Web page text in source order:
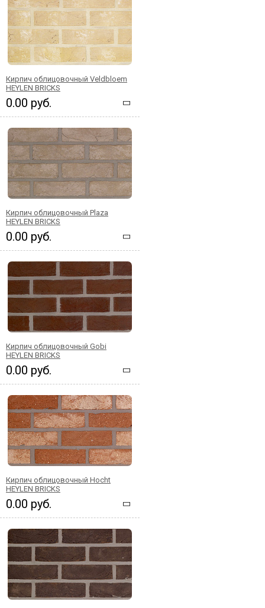
Кирпич облицовочный Veldbloem
HEYLEN BRICKS
0.00 руб.
Кирпич облицовочный Plaza
HEYLEN BRICKS
0.00 руб.
Кирпич облицовочный Gobi
HEYLEN BRICKS
0.00 руб.
Кирпич облицовочный Hocht
HEYLEN BRICKS
0.00 руб.